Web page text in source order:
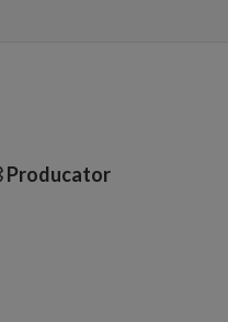
Producator